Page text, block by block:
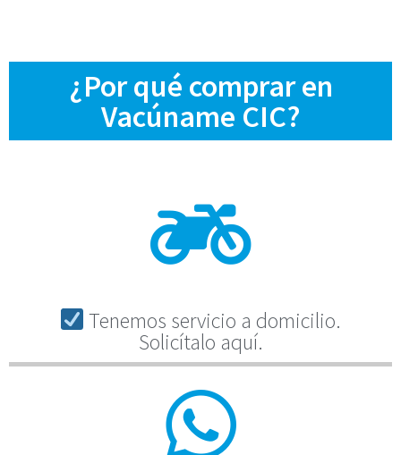
¿Por qué comprar en
Vacúname CIC?
Tenemos servicio a domicilio.
Solicítalo aquí.